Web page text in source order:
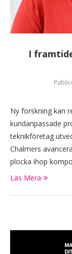
I
Ny forskning kan
kundanpassade
teknikföretag
Chalmers
plocka ihop
Läs Mera